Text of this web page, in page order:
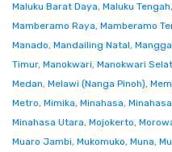
Maluku Barat Daya, Maluku Tengah,
Mamberamo Raya, Mamberamo
Manado, Mandailing Natal,
Timur, Manokwari, Manokwari
Medan, Melawi (Nanga Pinoh),
Metro, Mimika, Minahasa,
Minahasa Utara, Mojokerto,
Muaro Jambi, Mukomuko, Muna,